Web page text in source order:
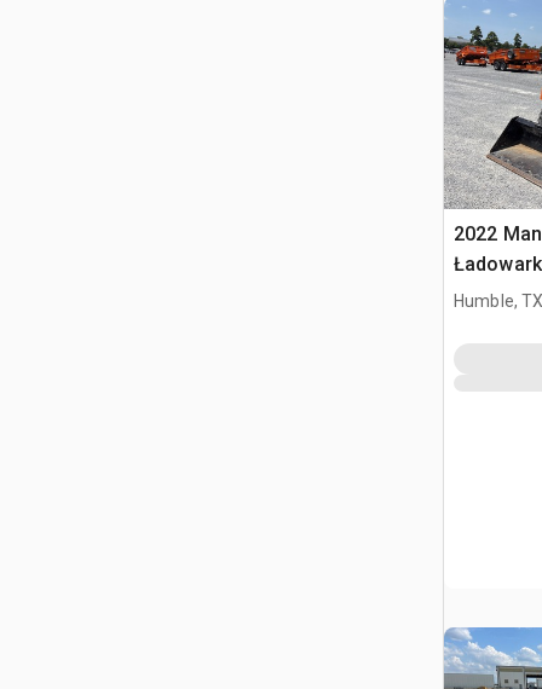
2022
burtowym
Humble,